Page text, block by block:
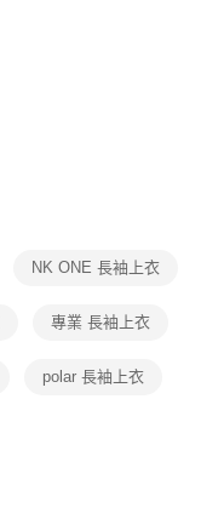
跳轉至「AFTEE先享後付」
的連結，可透過四大超商／
交易完成。
頁面顯示為準，若有關於
，請聯繫「AFTEE先享後付
support/home
先享後付」服務完成之交
護人之同意方可使用
號之用戶狀況，依本公司即
NK ONE 長袖上衣
專業 長袖上衣
polar 長袖上衣